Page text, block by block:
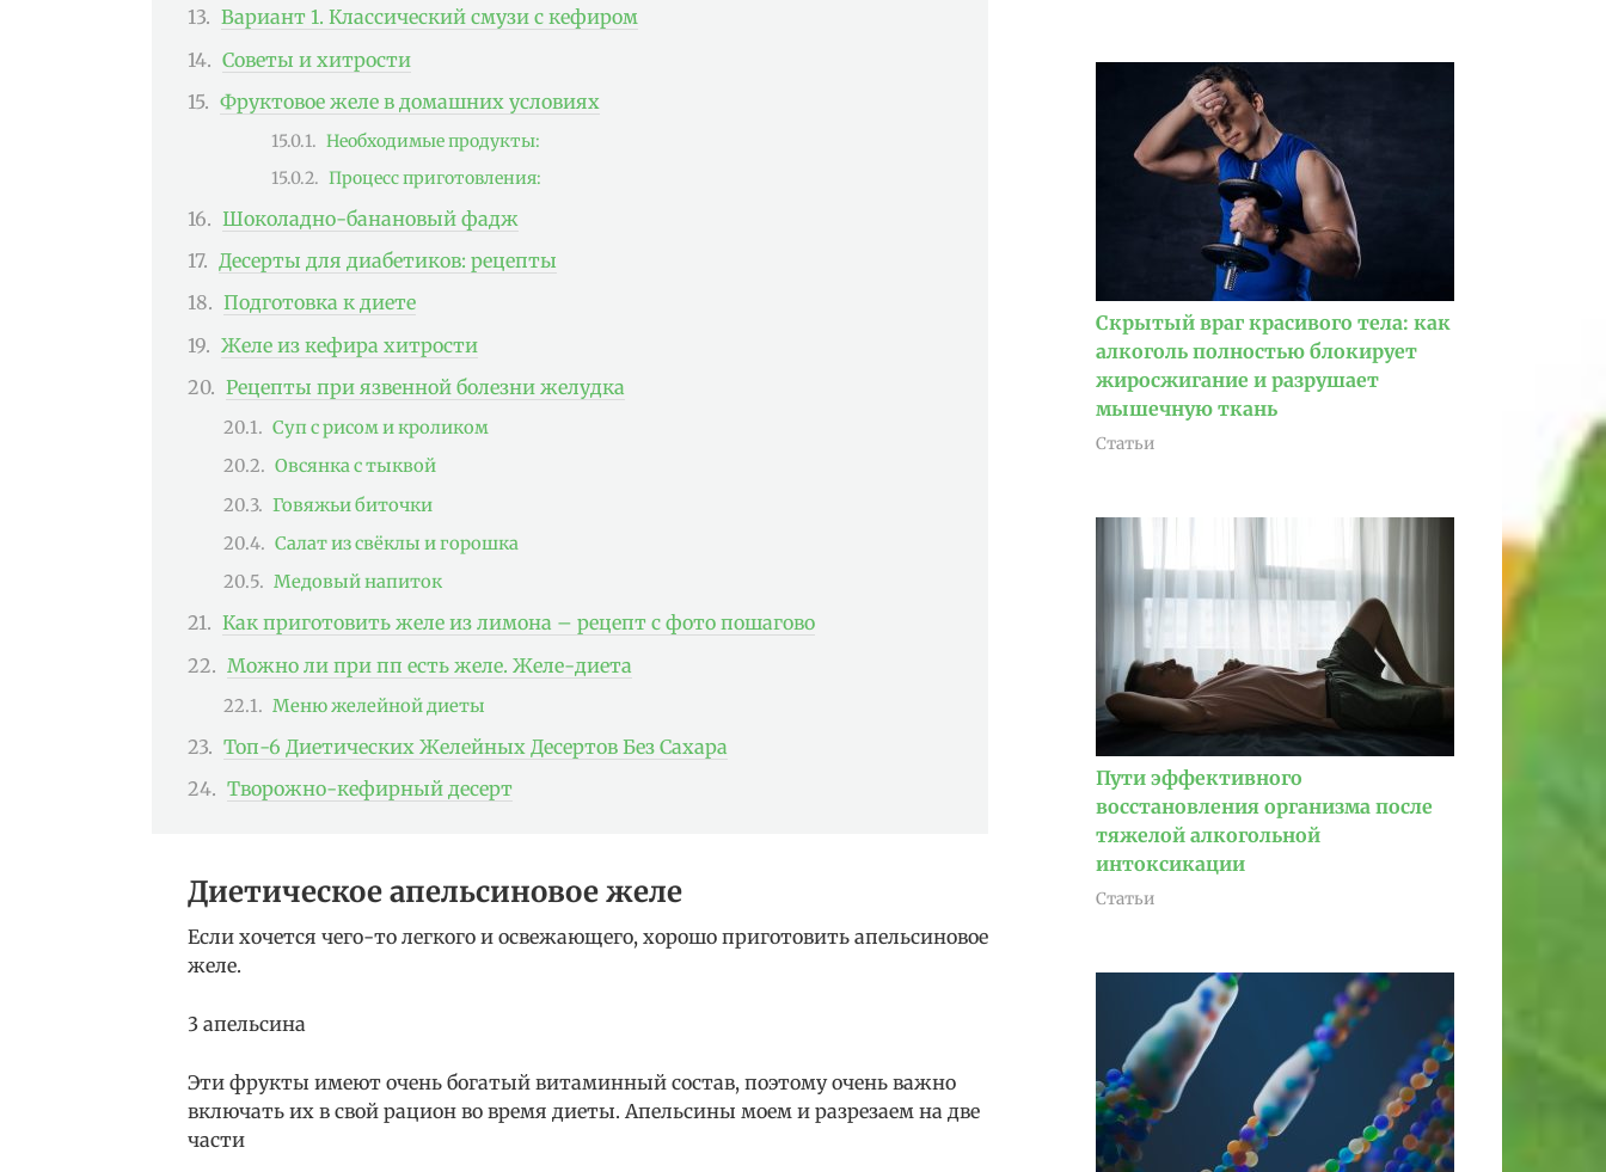
Вариант 1. Классический смузи с кефиром
Советы и хитрости
Фруктовое желе в домашних условиях
Необходимые продукты:
Процесс приготовления:
Шоколадно-банановый фадж
Десерты для диабетиков: рецепты
Подготовка к диете
Желе из кефира хитрости
Рецепты при язвенной болезни желудка
Суп с рисом и кроликом
Овсянка с тыквой
Говяжьи биточки
Салат из свёклы и горошка
Медовый напиток
Как приготовить желе из лимона – рецепт с фото пошагово
Можно ли при пп есть желе. Желе-диета
Меню желейной диеты
Топ-6 Диетических Желейных Десертов Без Сахара
Творожно-кефирный десерт
Диетическое апельсиновое желе
Если хочется чего-то легкого и освежающего, хорошо приготовить апельсиновое
желе.
3 апельсина
Эти фрукты имеют очень богатый витаминный состав, поэтому очень важно
включать их в свой рацион во время диеты. Апельсины моем и разрезаем на две
части
Скрытый враг красивого тела: как
алкоголь полностью блокирует
жиросжигание и разрушает
мышечную ткань
Статьи
Пути эффективного
восстановления организма после
тяжелой алкогольной
интоксикации
Статьи